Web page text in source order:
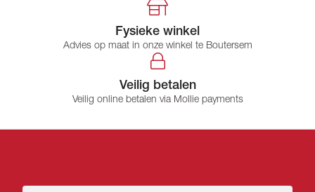
Fysieke winkel
Advies op maat in onze winkel te Boutersem
Veilig betalen
Veilig online betalen via Mollie payments